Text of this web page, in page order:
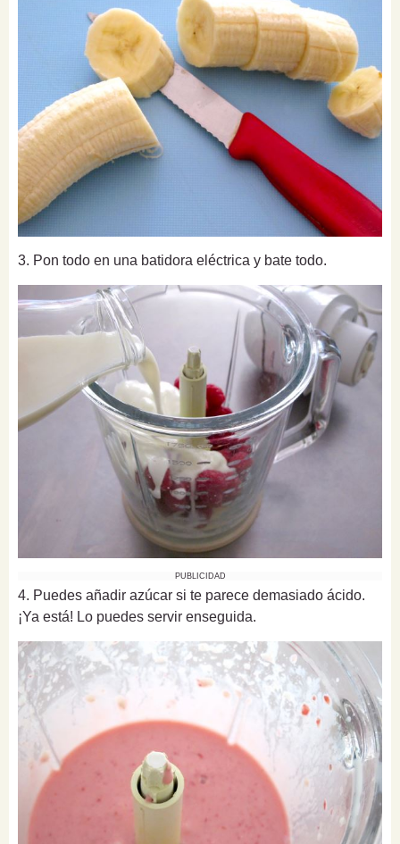
3. Pon todo en una batidora eléctrica y bate todo.
PUBLICIDAD
4. Puedes añadir azúcar si te parece demasiado ácido.
¡Ya está! Lo puedes servir enseguida.